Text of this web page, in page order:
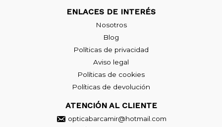
ENLACES DE INTERÉS
Nosotros
Blog
Políticas de privacidad
Aviso legal
Políticas de cookies
Políticas de devolución
ATENCIÓN AL CLIENTE
opticabarcamir@hotmail.com